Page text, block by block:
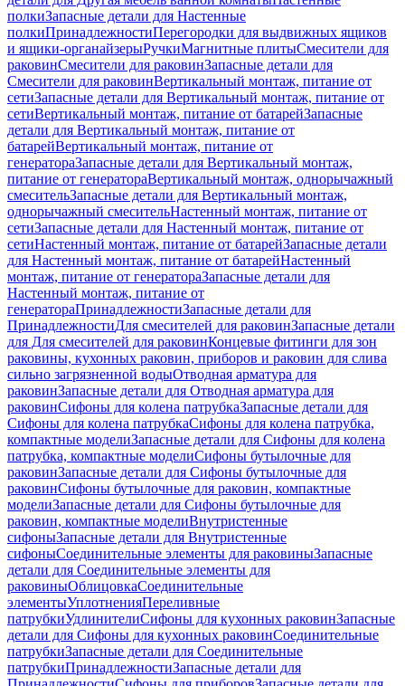
полкиЗапасные детали для Настенные
полкиПринадлежностиПерегородки для выдвижных ящиков
и ящики-органайзерыРучкиМагнитные плитыСмесители для
раковинСмесители для раковинЗапасные детали для
Смесители для раковинВертикальный монтаж, питание от
сетиЗапасные детали для Вертикальный монтаж, питание от
сетиВертикальный монтаж, питание от батарейЗапасные
детали для Вертикальный монтаж, питание от
батарейВертикальный монтаж, питание от
генератораЗапасные детали для Вертикальный монтаж,
питание от генератораВертикальный монтаж, однорычажный
смесительЗапасные детали для Вертикальный монтаж,
однорычажный смесительНастенный монтаж, питание от
сетиЗапасные детали для Настенный монтаж, питание от
сетиНастенный монтаж, питание от батарейЗапасные детали
для Настенный монтаж, питание от батарейНастенный
монтаж, питание от генератораЗапасные детали для
Настенный монтаж, питание от
генератораПринадлежностиЗапасные детали для
ПринадлежностиДля смесителей для раковинЗапасные детали
для Для смесителей для раковинКонцевые фитинги для зон
раковины, кухонных раковин, приборов и раковин для слива
сильно загрязненной водыОтводная арматура для
раковинЗапасные детали для Отводная арматура для
раковинСифоны для колена патрубкаЗапасные детали для
Сифоны для колена патрубкаСифоны для колена патрубка,
компактные моделиЗапасные детали для Сифоны для колена
патрубка, компактные моделиСифоны бутылочные для
раковинЗапасные детали для Сифоны бутылочные для
раковинСифоны бутылочные для раковин, компактные
моделиЗапасные детали для Сифоны бутылочные для
раковин, компактные моделиВнутристенные
сифоныЗапасные детали для Внутристенные
сифоныСоединительные элементы для раковиныЗапасные
детали для Соединительные элементы для
раковиныОблицовкаСоединительные
элементыУплотненияПереливные
патрубкиУдлинителиСифоны для кухонных раковинЗапасные
детали для Сифоны для кухонных раковинСоединительные
патрубкиЗапасные детали для Соединительные
патрубкиПринадлежностиЗапасные детали для